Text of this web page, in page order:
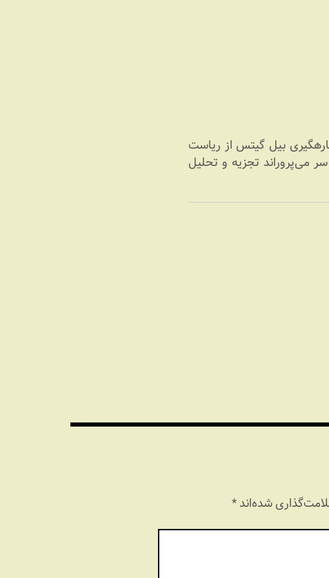
مقاله با نام Rebuilding Microsoft به بررسی شرکت عظیم مایکروسافت پس از کناره‎گیری بیل گیتس از ریاست
می‌پروراند تجزیه و تحلیل
شده‌اند*